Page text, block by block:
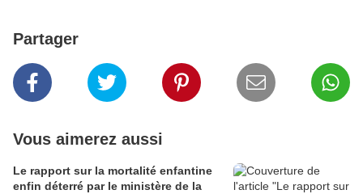
Partager
Vous aimerez aussi
Le rapport sur la mortalité enfantine
enfin déterré par le ministère de la